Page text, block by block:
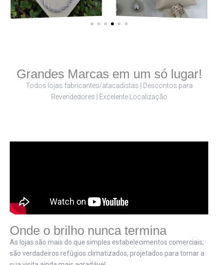
Grandes Marcas em um só lugar!
Todos lojas fabricantes/atacadistas | Descontos para
Revendedores | Excelente Localização
Onde o brilho nunca termina
As lojas são mais do que simples estabelecimentos comerciais;
são verdadeiros refúgios climatizados, projetados para tornar a